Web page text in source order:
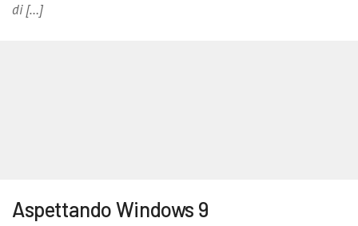
di […]
Aspettando Windows 9